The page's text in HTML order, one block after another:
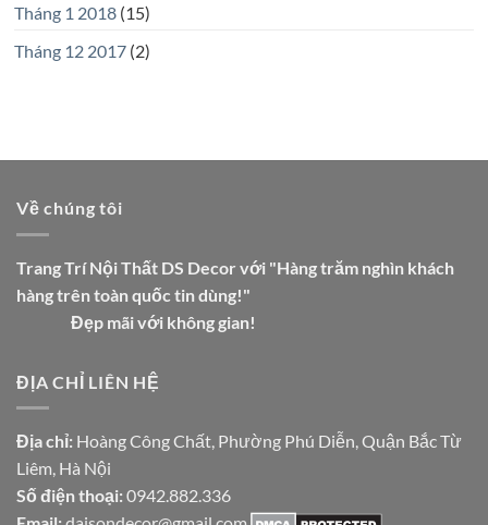
Tháng 1 2018(15)
Tháng 12 2017(2)
Về chúng tôi
Trang Trí Nội Thất DS Decor với "Hàng trăm nghìn khách
hàng trên toàn quốc tin dùng!"
Đẹp mãi với không gian!
ĐỊA CHỈ LIÊN HỆ
Địa chỉ: Hoàng Công Chất, Phường Phú Diễn, Quận Bắc Từ
Liêm, Hà Nội
Số điện thoại: 0942.882.336